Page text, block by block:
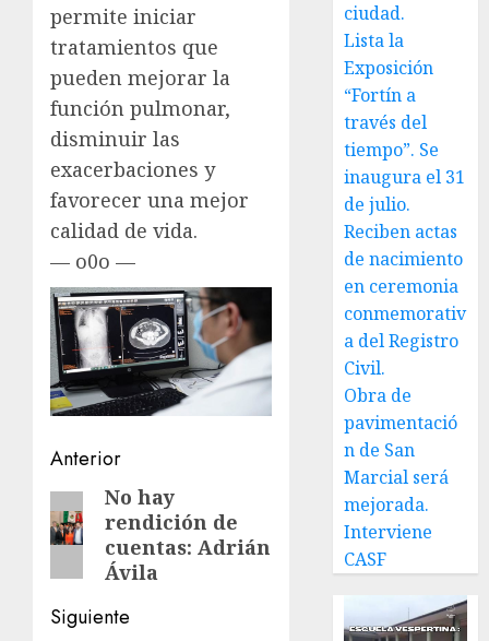
permite iniciar
tratamientos que
pueden mejorar la
función pulmonar,
disminuir las
exacerbaciones y
favorecer una mejor
calidad de vida.
— o0o —
Navegación
de
entradas
Anterior
Entrada
anterior:
No hay
rendición de
cuentas: Adrián
Ávila
Siguiente
ciudad.
Lista la
Exposición
“Fortín a
través del
tiempo”. Se
inaugura el 31
de julio.
Reciben actas
de nacimiento
en ceremonia
conmemorativ
a del Registro
Civil.
Obra de
pavimentació
n de San
Marcial será
mejorada.
Interviene
CASF